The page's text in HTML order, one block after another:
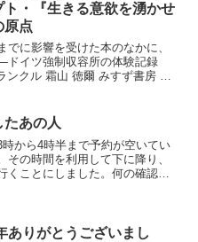
ト・『生きる意欲を湧かせ
原点
でに影響を受けた本のなかに、
ドイツ強制収容所の体験記録
ンクル 霜山 徳爾 みすず書房
。ユダヤ人の、精神科医で...
たあの人
から4時半まで予約が空いてい
その時間を利用して下に降り、
くことにしました。何の確認か
ミを持ち運ぶの...
ありがとうございまし